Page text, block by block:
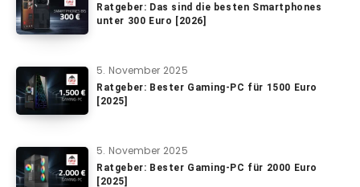
Ratgeber: Das sind die besten Smartphones
unter 300 Euro [2026]
5. November 2025
Ratgeber: Bester Gaming-PC für 1500 Euro
[2025]
5. November 2025
Ratgeber: Bester Gaming-PC für 2000 Euro
[2025]